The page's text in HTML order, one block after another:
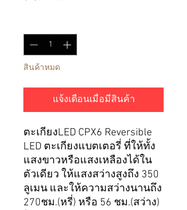
สินค้าหมด
แจ้งเตือนเมื่อมีสินค้า
ตะเกียงLED CPX6 Reversible
LED ตะเกียงแบตเตอรี่ ที่ให้ทั้ง
แสงขาวหรือแสงเหลืองได้ใน
ตัวเดียว ให้แสงสว่างสูงถึง 350
ลูเมน และให้ความสว่างนานถึง
270ชม.(หรี่) หรือ 56 ชม.(สว่าง)